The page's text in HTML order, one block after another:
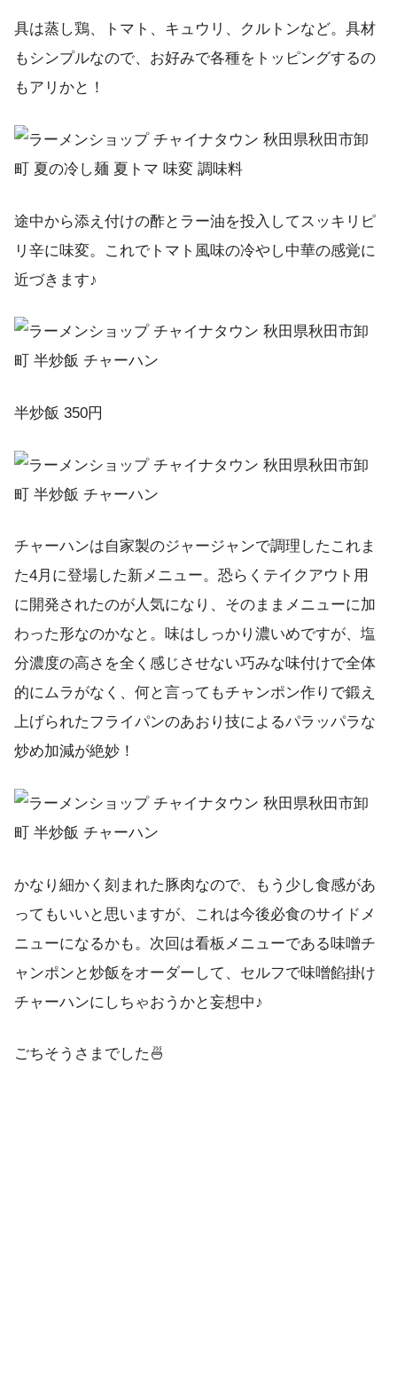
具は蒸し鶏、トマト、キュウリ、クルトンなど。具材
もシンプルなので、お好みで各種をトッピングするの
もアリかと！
途中から添え付けの酢とラー油を投入してスッキリピ
リ辛に味変。これでトマト風味の冷やし中華の感覚に
近づきます♪
半炒飯 350円
チャーハンは自家製のジャージャンで調理したこれま
た4月に登場した新メニュー。恐らくテイクアウト用
に開発されたのが人気になり、そのままメニューに加
わった形なのかなと。味はしっかり濃いめですが、塩
分濃度の高さを全く感じさせない巧みな味付けで全体
的にムラがなく、何と言ってもチャンポン作りで鍛え
上げられたフライパンのあおり技によるパラッパラな
炒め加減が絶妙！
かなり細かく刻まれた豚肉なので、もう少し食感があ
ってもいいと思いますが、これは今後必食のサイドメ
ニューになるかも。次回は看板メニューである味噌チ
ャンポンと炒飯をオーダーして、セルフで味噌餡掛け
チャーハンにしちゃおうかと妄想中♪
ごちそうさまでした🍜